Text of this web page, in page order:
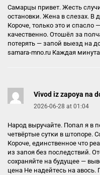
Самарцы привет. Жесть
остановки. Жена в слезах. В
Короче, только это и спасло
качественно. Отошёл за
потерять — запой выезд на
samara-mno.ru Каждая минута
Vivod iz zapoya na
2026-06-28 at 01:04
Народ выручайте. Попал я в
четвёртые сутки в штопоре.
Короче, единственное что
из запоя без последствий.
сохраняйте на будущее —
цена Не надейтесь на